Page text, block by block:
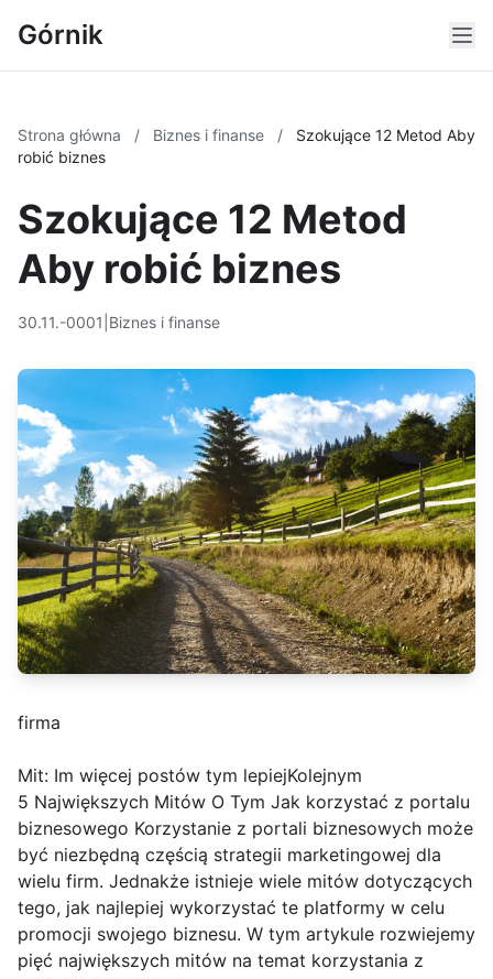
Górnik
Strona główna / Biznes i finanse /
Szokujące 12 Metod Aby
robić biznes
Szokujące 12 Metod
Aby robić biznes
30.11.-0001 Biznes i finanse
firma
Mit: Im więcej postów tym lepiejKolejnym
5 Największych Mitów O Tym Jak korzystać z portalu
biznesowego Korzystanie z portali biznesowych może
być niezbędną częścią strategii marketingowej dla
wielu firm. Jednakże istnieje wiele mitów dotyczących
tego, jak najlepiej wykorzystać te platformy w celu
promocji swojego biznesu. W tym artykule rozwiejemy
pięć największych mitów na temat korzystania z